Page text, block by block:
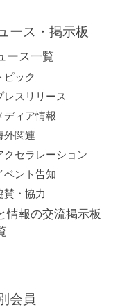
ース・掲示板
ース一覧
ピック
レスリリース
ディア情報
外関連
クセラレーション
ベント告知
賛・協力
情報の交流掲示板
会員